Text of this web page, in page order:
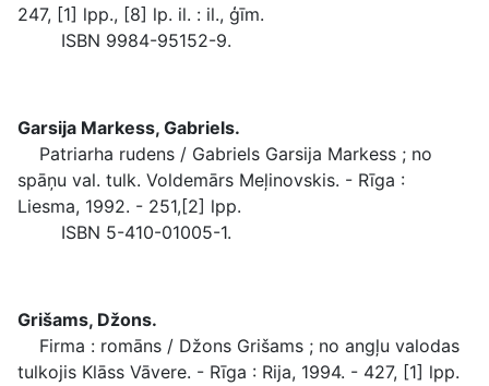
247, [1] lpp., [8] lp. il. : il., ģīm.
ISBN 9984-95152-9.
Garsija Markess, Gabriels.
Patriarha rudens / Gabriels Garsija Markess ; no
spāņu val. tulk. Voldemārs Meļinovskis. - Rīga :
Liesma, 1992. - 251,[2] lpp.
ISBN 5-410-01005-1.
Grišams, Džons.
Firma : romāns / Džons Grišams ; no angļu valodas
tulkojis Klāss Vāvere. - Rīga : Rija, 1994. - 427, [1] lpp.